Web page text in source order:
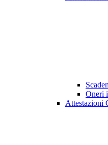
Oneri
Attestazioni